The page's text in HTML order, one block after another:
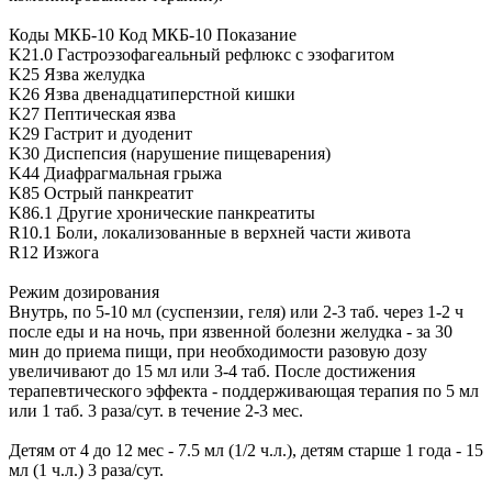
Коды МКБ-10 Код МКБ-10 Показание
K21.0 Гастроэзофагеальный рефлюкс с эзофагитом
K25 Язва желудка
K26 Язва двенадцатиперстной кишки
K27 Пептическая язва
K29 Гастрит и дуоденит
K30 Диспепсия (нарушение пищеварения)
K44 Диафрагмальная грыжа
K85 Острый панкреатит
K86.1 Другие хронические панкреатиты
R10.1 Боли, локализованные в верхней части живота
R12 Изжога
Режим дозирования
Внутрь, по 5-10 мл (суспензии, геля) или 2-3 таб. через 1-2 ч
после еды и на ночь, при язвенной болезни желудка - за 30
мин до приема пищи, при необходимости разовую дозу
увеличивают до 15 мл или 3-4 таб. После достижения
терапевтического эффекта - поддерживающая терапия по 5 мл
или 1 таб. 3 раза/сут. в течение 2-3 мес.
Детям от 4 до 12 мес - 7.5 мл (1/2 ч.л.), детям старше 1 года - 15
мл (1 ч.л.) 3 раза/сут.